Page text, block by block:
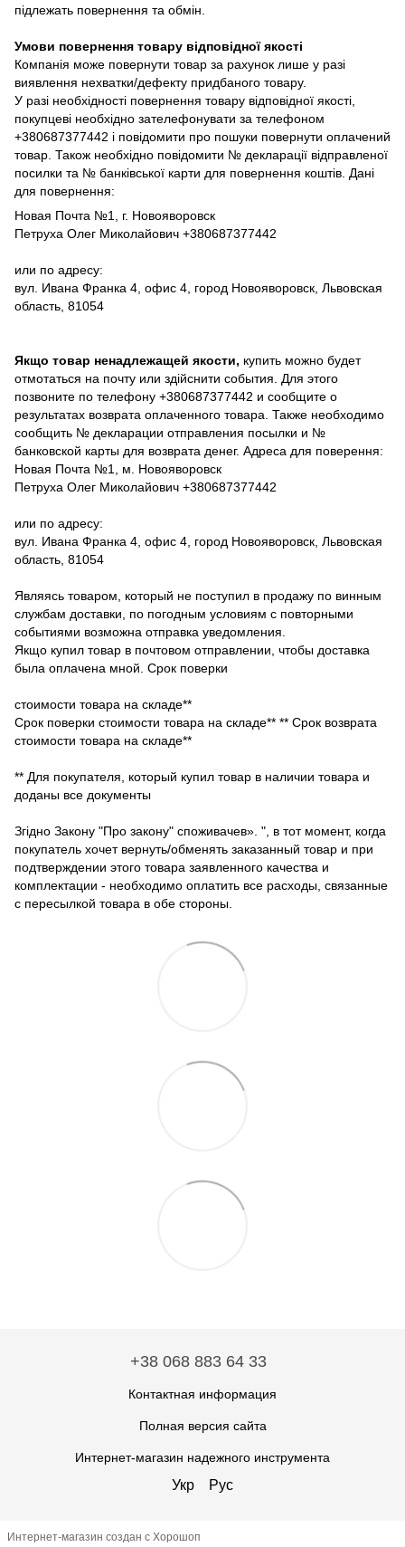
підлежать повернення та обмін.
Умови повернення товару відповідної якості
Компанія може повернути товар за рахунок лише у разі
виявлення нехватки/дефекту придбаного товару.
У разі необхідності повернення товару відповідної якості,
покупцеві необхідно зателефонувати за телефоном
+380687377442 і повідомити про пошуки повернути оплачений
товар. Також необхідно повідомити № декларації відправленої
посилки та № банківської карти для повернення коштів. Дані
для повернення:
Новая Почта №1, г. Новояворовск
Петруха Олег Миколайович +380687377442
или по адресу:
вул. Ивана Франка 4, офис 4, город Новояворовск, Львовская
область, 81054
Якщо товар ненадлежащей якости, купить можно будет
отмотаться на почту или здійснити события. Для этого
позвоните по телефону +380687377442 и сообщите о
результатах возврата оплаченного товара. Также необходимо
сообщить № декларации отправления посылки и №
банковской карты для возврата денег. Адреса для поверення:
Новая Почта №1, м. Новояворовск
Петруха Олег Миколайович +380687377442
или по адресу:
вул. Ивана Франка 4, офис 4, город Новояворовск, Львовская
область, 81054
Являясь товаром, который не поступил в продажу по винным
службам доставки, по погодным условиям с повторными
событиями возможна отправка уведомления.
Якщо купил товар в почтовом отправлении, чтобы доставка
была оплачена мной. Срок поверки
стоимости товара на складе**
Срок поверки стоимости товара на складе** ** Срок возврата
стоимости товара на складе**
** Для покупателя, который купил товар в наличии товара и
доданы все документы
Згідно Закону "Про закону" споживачев». ", в тот момент, когда
покупатель хочет вернуть/обменять заказанный товар и при
подтверждении этого товара заявленного качества и
комплектации - необходимо оплатить все расходы, связанные
с пересылкой товара в обе стороны.
+38 068 883 64 33
Контактная информация
Полная версия сайта
Интернет-магазин надежного инструмента
Укр Рус
Интернет-магазин создан с Хорошоп